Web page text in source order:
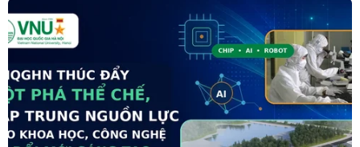
công nghiệp được tái sử dụng cho mục đích tưới
cây, rửa đường và tiết kiệm được 6 tỷ đồng chi
phí mua nước sạch mỗi năm.
Ông Phạm Hồng Điệp cho biết năm 2024, Shinec
đã hợp tác với Tập đoàn NX filtration nghiên
cứu triển khai dự án tái sử dụng nước thải công